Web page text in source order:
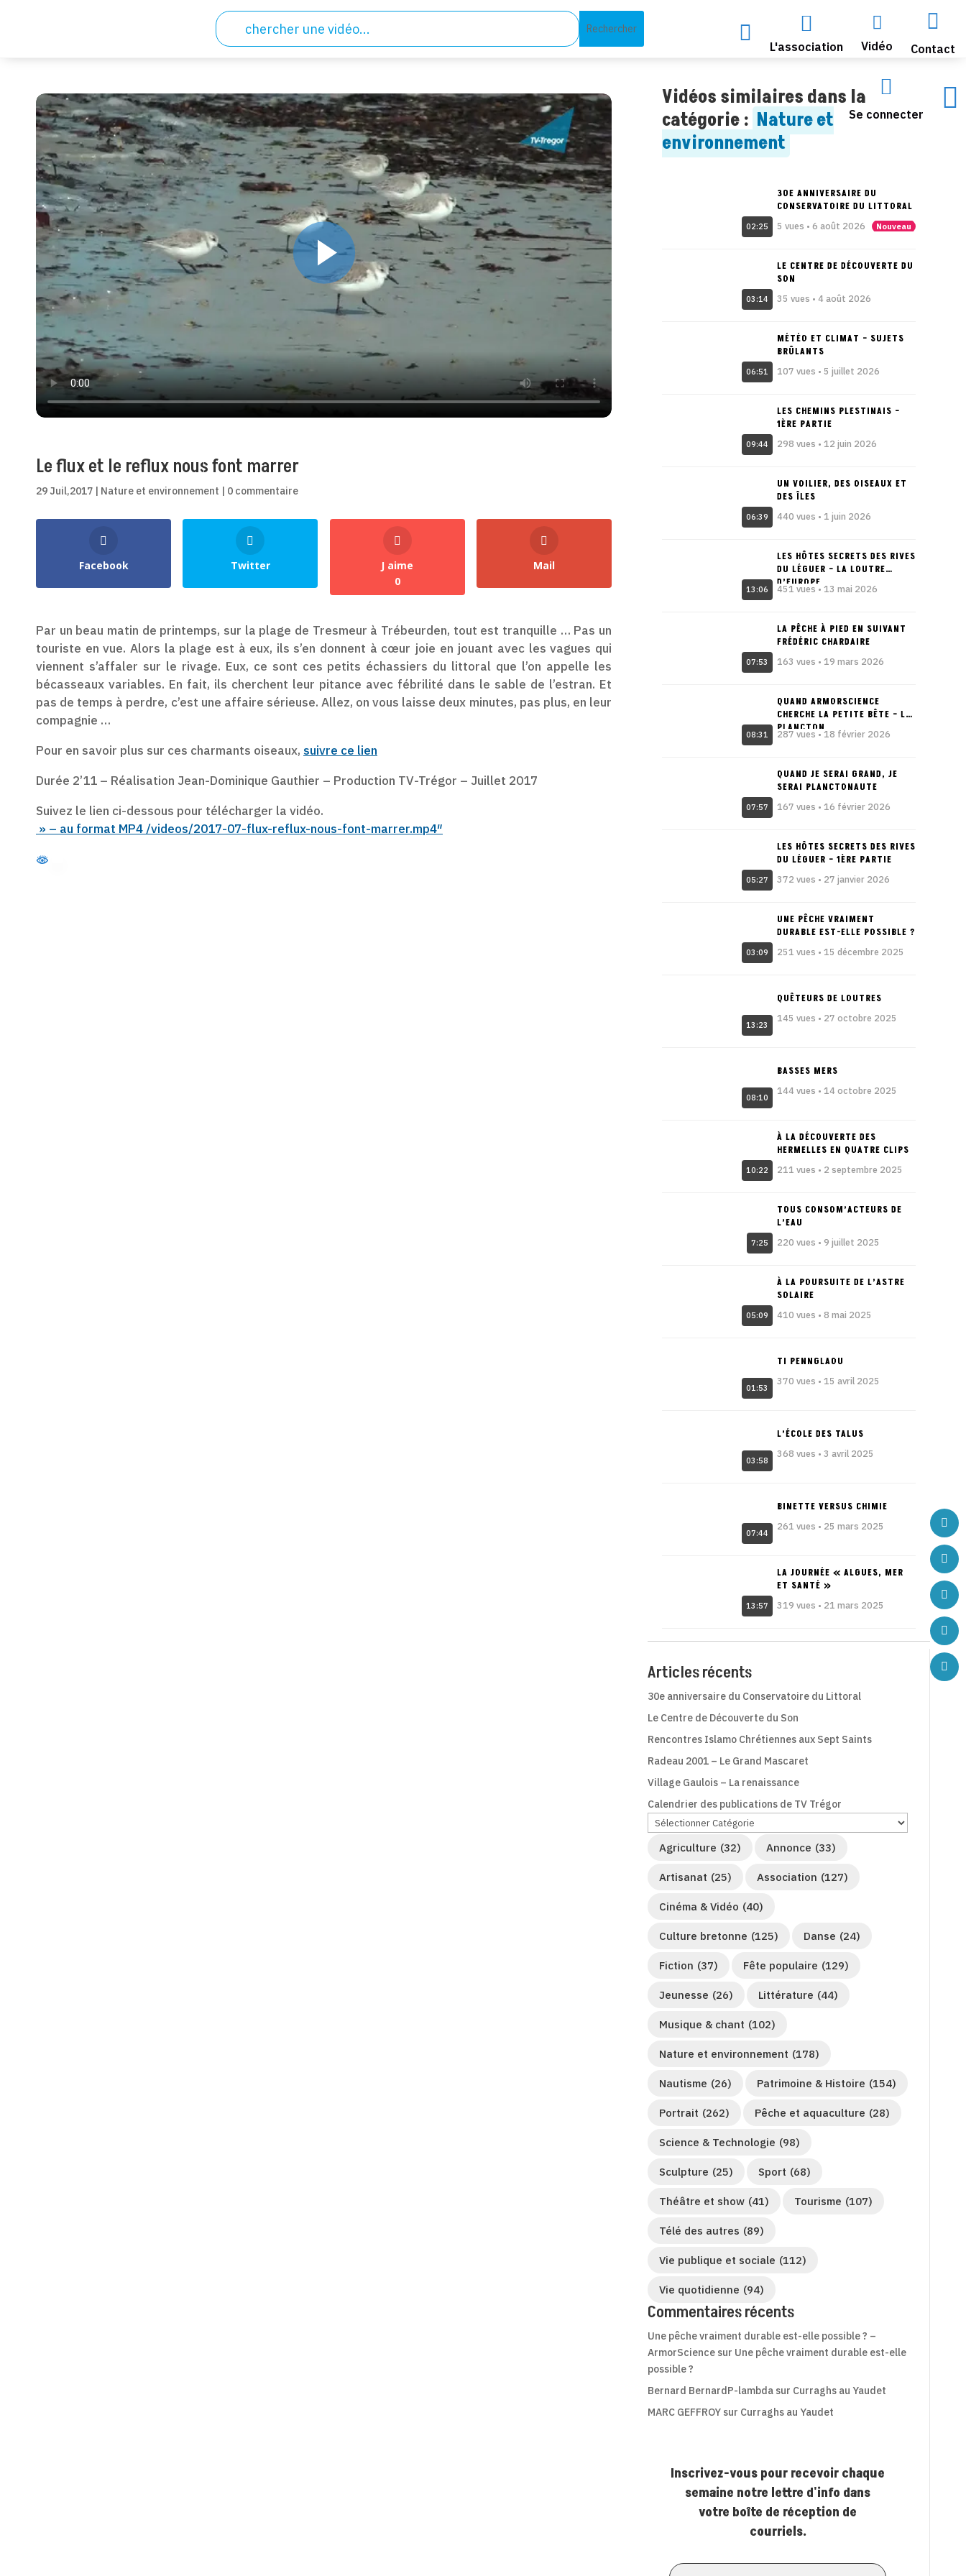
 
L'association

Vidéo

Contact

Se connecter

Le flux et le reflux nous font marrer
29 Juil,2017 | Nature et environnement | 0 commentaire
Facebook Twitter
J aime
0
Mail
Par un beau matin de printemps, sur la plage de Tresmeur à Trébeurden, tout est tranquille … Pas un
touriste en vue. Alors la plage est à eux, ils s’en donnent à cœur joie en jouant avec les vagues qui
viennent s’affaler sur le rivage. Eux, ce sont ces petits échassiers du littoral que l’on appelle les
bécasseaux variables. En fait, ils cherchent leur pitance avec fébrilité dans le sable de l’estran. Et
pas de temps à perdre, c’est une affaire sérieuse. Allez, on vous laisse deux minutes, pas plus, en leur
compagnie …
Pour en savoir plus sur ces charmants oiseaux, suivre ce lien
Durée 2’11 – Réalisation Jean-Dominique Gauthier – Production TV-Trégor – Juillet 2017
Suivez le lien ci-dessous pour télécharger la vidéo.
» – au format MP4 /videos/2017-07-flux-reflux-nous-font-marrer.mp4″
Vidéos similaires dans la
catégorie : Nature et
environnement
02:25
30E ANNIVERSAIRE DU
CONSERVATOIRE DU LITTORAL
5 vues • 6 août 2026 Nouveau
03:14
LE CENTRE DE DÉCOUVERTE DU
SON
35 vues • 4 août 2026
06:51
MÉTÉO ET CLIMAT – SUJETS
BRÛLANTS
107 vues • 5 juillet 2026
09:44
LES CHEMINS PLESTINAIS –
1ÈRE PARTIE
298 vues • 12 juin 2026
06:39
UN VOILIER, DES OISEAUX ET
DES ÎLES
440 vues • 1 juin 2026
13:06
LES HÔTES SECRETS DES RIVES
DU LÉGUER – LA LOUTRE
D’EUROPE
451 vues • 13 mai 2026
07:53
LA PÊCHE À PIED EN SUIVANT
FRÉDÉRIC CHARDAIRE
163 vues • 19 mars 2026
08:31
QUAND ARMORSCIENCE
CHERCHE LA PETITE BÊTE – LE
PLANCTON
287 vues • 18 février 2026
07:57
QUAND JE SERAI GRAND, JE
SERAI PLANCTONAUTE
167 vues • 16 février 2026
05:27
LES HÔTES SECRETS DES RIVES
DU LÉGUER – 1ÈRE PARTIE
372 vues • 27 janvier 2026
03:09
UNE PÊCHE VRAIMENT
DURABLE EST-ELLE POSSIBLE ?
251 vues • 15 décembre 2025
13:23
QUÊTEURS DE LOUTRES
145 vues • 27 octobre 2025
08:10
BASSES MERS
144 vues • 14 octobre 2025
10:22
À LA DÉCOUVERTE DES
HERMELLES EN QUATRE CLIPS
211 vues • 2 septembre 2025
7:25
TOUS CONSOM’ACTEURS DE
L’EAU
220 vues • 9 juillet 2025
05:09
À LA POURSUITE DE L’ASTRE
SOLAIRE
410 vues • 8 mai 2025
01:53
TI PENNGLAOU
370 vues • 15 avril 2025
03:58
L’ÉCOLE DES TALUS
368 vues • 3 avril 2025
07:44
BINETTE VERSUS CHIMIE
261 vues • 25 mars 2025
13:57
LA JOURNÉE « ALGUES, MER
ET SANTÉ »
319 vues • 21 mars 2025
Articles récents
30e anniversaire du Conservatoire du Littoral
Le Centre de Découverte du Son
Rencontres Islamo Chrétiennes aux Sept Saints
Radeau 2001 – Le Grand Mascaret
Village Gaulois – La renaissance
Calendrier des publications de TV Trégor
Agriculture (32) Annonce (33)
Artisanat (25) Association (127)
Cinéma & Vidéo (40)
Culture bretonne (125) Danse (24)
Fiction (37) Fête populaire (129)
Jeunesse (26) Littérature (44)
Musique & chant (102)
Nature et environnement (178)
Nautisme (26) Patrimoine & Histoire (154)
Portrait (262) Pêche et aquaculture (28)
Science & Technologie (98)
Sculpture (25) Sport (68)
Théâtre et show (41) Tourisme (107)
Télé des autres (89)
Vie publique et sociale (112)
Vie quotidienne (94)
Commentaires récents
Une pêche vraiment durable est-elle possible ? –
ArmorScience sur Une pêche vraiment durable est-elle
possible ?
Bernard BernardP-lambda sur Curraghs au Yaudet
MARC GEFFROY sur Curraghs au Yaudet
Inscrivez-vous pour recevoir chaque
semaine notre lettre d'info dans
votre boîte de réception de
courriels.